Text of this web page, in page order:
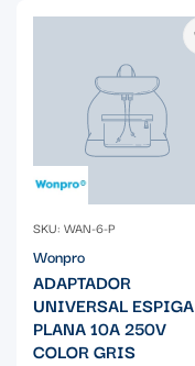
SKU: WAN-6-P
Wonpro
ADAPTADOR
UNIVERSAL ESPIGA
PLANA 10A 250V
COLOR GRIS